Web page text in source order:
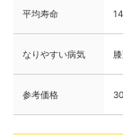
平均寿命
なりやすい病気
参考価格